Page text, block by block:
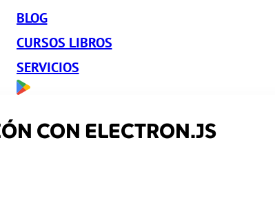
BLOG
CURSOS LIBROS
SERVICIOS
CON ELECTRON.JS